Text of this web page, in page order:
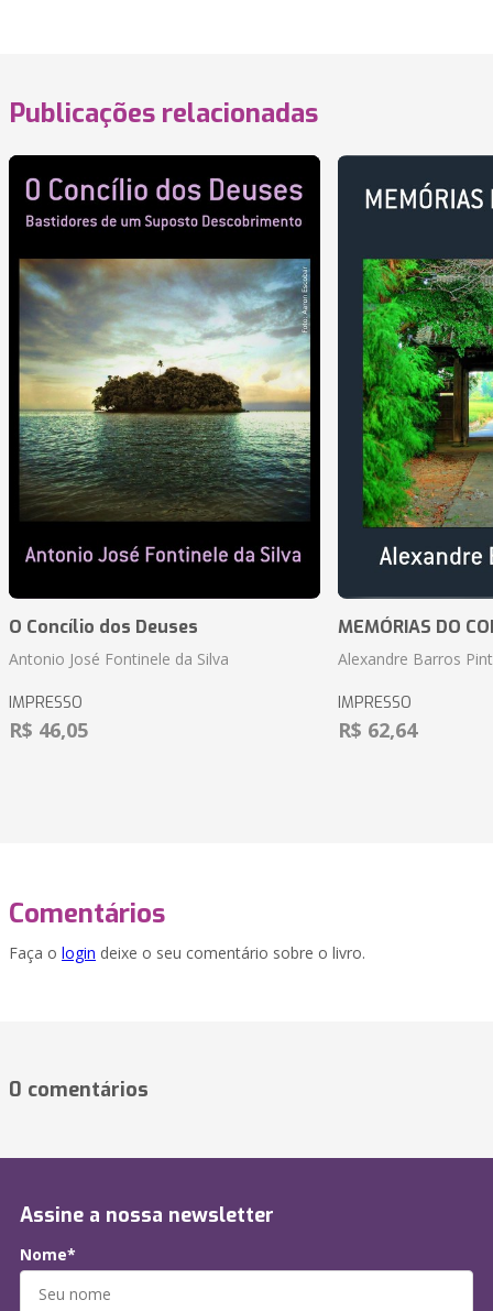
Publicações relacionadas
O Concílio dos Deuses
Antonio José Fontinele da Silva
IMPRESSO
R$ 46,05
MEMÓRIAS DO
Alexandre Barros
IMPRESSO
R$ 62,64
Comentários
Faça o login deixe o seu comentário sobre o livro.
0 comentários
Assine a nossa newsletter
Nome*